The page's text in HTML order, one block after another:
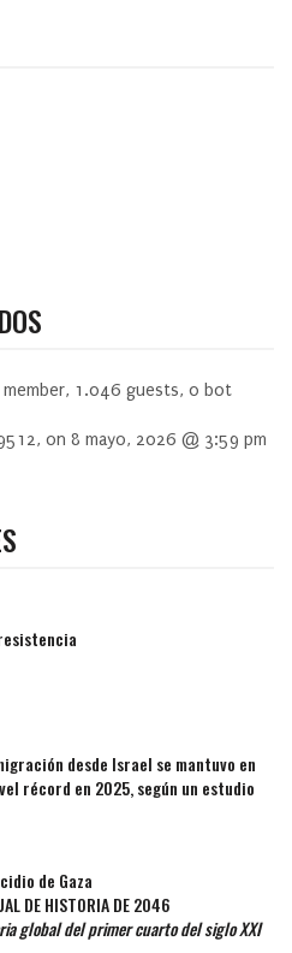
member, 1.046 guests, 0 bot
, on 8 mayo, 2026 @ 3:59 pm
desde Israel se mantuvo en
récord en 2025, según un estudio
de Gaza
DE HISTORIA DE 2046
global del primer cuarto del siglo XXI